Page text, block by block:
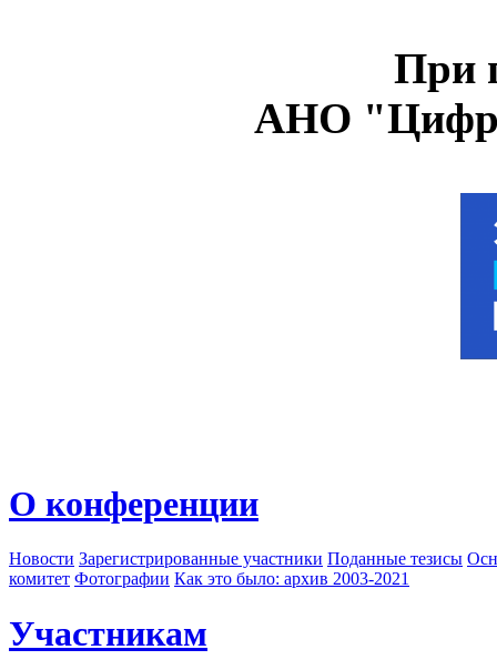
При
АНО
О конференции
Новости Зарегистрированные участники Поданные тезисы
комитет Фотографии Как это было: архив 2003-2021
Участникам